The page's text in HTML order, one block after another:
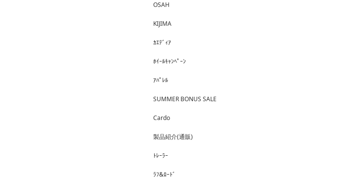
OSAH
KIJIMA
ｶｴﾃﾞｨｱ
ﾎｲｰﾙｷｬﾝﾍﾟｰﾝ
ｱﾊﾟﾚﾙ
SUMMER BONUS SALE
Cardo
製品紹介(通販)
ﾄﾚｰﾗｰ
ﾗﾌ&ﾛｰﾄﾞ